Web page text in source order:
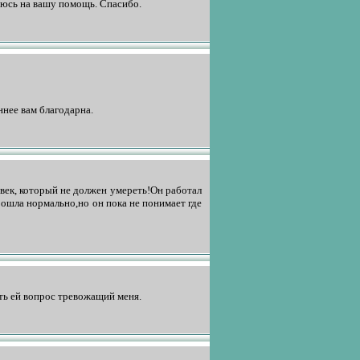
на вашу помощь. Спасибо.
вам благодарна.
который не должен умереть!Он работал
нормально,но он пока не понимает где
ей вопрос тревожащий меня.